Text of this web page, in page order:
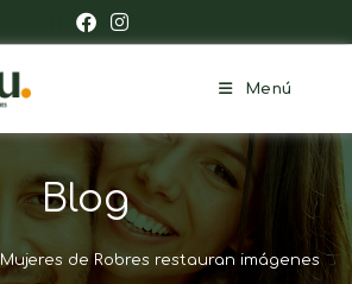
Menú
Blog
Mujeres de Robres restauran imágenes